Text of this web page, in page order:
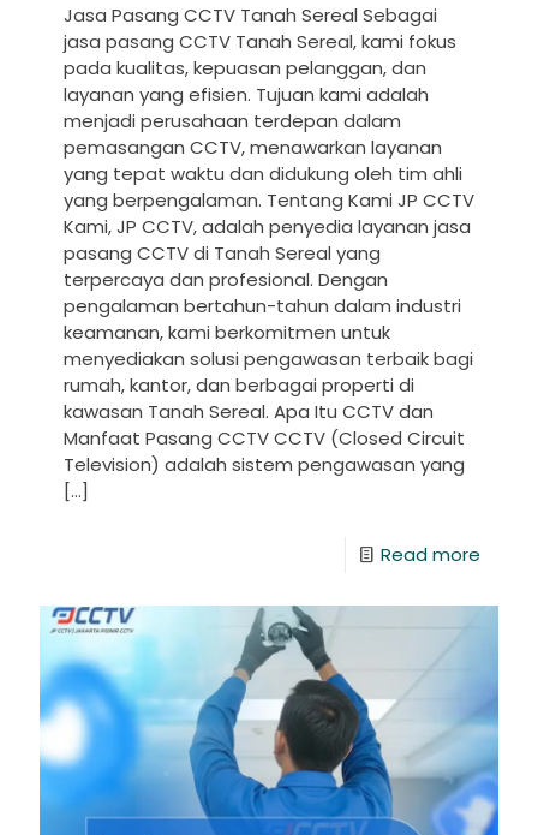
Jasa Pasang CCTV Tanah Sereal Sebagai
jasa pasang CCTV Tanah Sereal, kami fokus
pada kualitas, kepuasan pelanggan, dan
layanan yang efisien. Tujuan kami adalah
menjadi perusahaan terdepan dalam
pemasangan CCTV, menawarkan layanan
yang tepat waktu dan didukung oleh tim ahli
yang berpengalaman. Tentang Kami JP CCTV
Kami, JP CCTV, adalah penyedia layanan jasa
pasang CCTV di Tanah Sereal yang
terpercaya dan profesional. Dengan
pengalaman bertahun-tahun dalam industri
keamanan, kami berkomitmen untuk
menyediakan solusi pengawasan terbaik bagi
rumah, kantor, dan berbagai properti di
kawasan Tanah Sereal. Apa Itu CCTV dan
Manfaat Pasang CCTV CCTV (Closed Circuit
Television) adalah sistem pengawasan yang
[…]
Read more